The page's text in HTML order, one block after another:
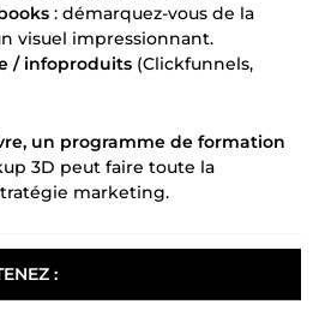
: démarquez-vous de la
visuel impressionnant.
/ infoproduits (Clickfunnels,
un programme de formation
3D peut faire toute la
marketing.
: